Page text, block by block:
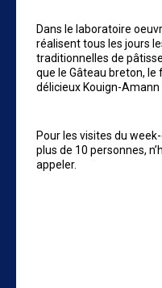
Dans le laboratoire
réalisent tous les jours
traditionnelles de
que le Gâteau breton,
délicieux Kouign-Amann
Pour les visites du
plus de 10 personnes,
appeler.